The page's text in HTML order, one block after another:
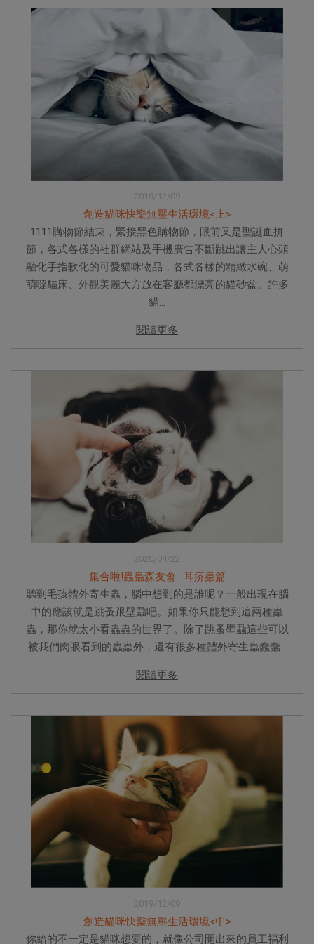
2019/12/09
創造貓咪快樂無壓生活環境<上>
1111購物節結束，緊接黑色購物節，眼前又是聖誕血拚
節，各式各樣的社群網站及手機廣告不斷跳出讓主人心頭
融化手指軟化的可愛貓咪物品，各式各樣的精緻水碗、萌
萌噠貓床、外觀美麗大方放在客廳都漂亮的貓砂盆。許多
貓...
閱讀更多
2020/04/22
集合啦!蟲蟲森友會─耳疥蟲篇
聽到毛孩體外寄生蟲，腦中想到的是誰呢？一般出現在腦
中的應該就是跳蚤跟壁蝨吧。如果你只能想到這兩種蟲
蟲，那你就太小看蟲蟲的世界了。除了跳蚤壁蝨這些可以
被我們肉眼看到的蟲蟲外，還有很多種體外寄生蟲蠢蠢...
閱讀更多
2019/12/09
創造貓咪快樂無壓生活環境<中>
你給的不一定是貓咪想要的，就像公司開出來的員工福利